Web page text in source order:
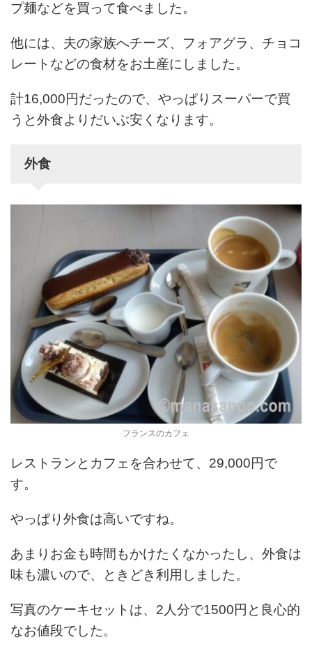
プ麺などを買って食べました。
他には、夫の家族へチーズ、フォアグラ、チョコ
レートなどの食材をお土産にしました。
計16,000円だったので、やっぱりスーパーで買
うと外食よりだいぶ安くなります。
外食
フランスのカフェ
レストランとカフェを合わせて、29,000円で
す。
やっぱり外食は高いですね。
あまりお金も時間もかけたくなかったし、外食は
味も濃いので、ときどき利用しました。
写真のケーキセットは、2人分で1500円と良心的
なお値段でした。